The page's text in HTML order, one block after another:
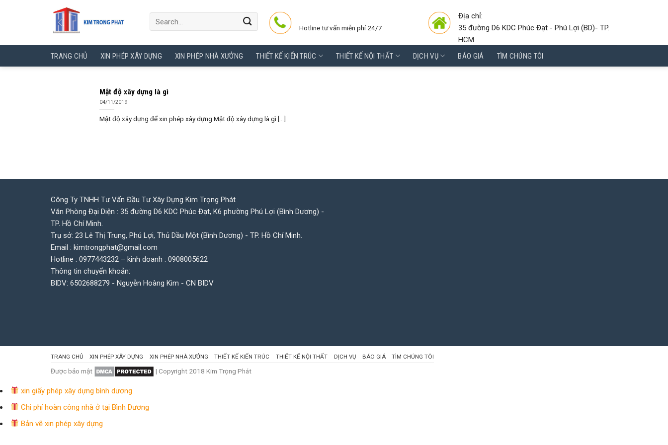
Hotline tư vấn miễn phí 24/7
Địa chỉ:
35 đường D6 KDC Phúc Đạt - Phú Lợi (BD)- TP.
HCM
TRANG CHỦ
XIN PHÉP XÂY DỰNG XIN PHÉP NHÀ XƯỞNG THIẾT KẾ KIẾN TRÚC THIẾT KẾ NỘI THẤT DỊCH VỤ BÁO GIÁ TÌM CHÚNG TÔI
Mật độ xây dựng là gì
04/11/2019
Mật độ xây dựng để xin phép xây dựng Mật độ xây dựng là gì [...]
Công Ty TNHH Tư Vấn Đầu Tư Xây Dựng Kim Trọng Phát
Văn Phòng Đại Diện : 35 đường D6 KDC Phúc Đạt, K6 phường Phú Lợi (Bình Dương) -
TP. Hồ Chí Minh.
Trụ sở: 23 Lê Thị Trung, Phú Lợi, Thủ Dầu Một (Bình Dương) - TP. Hồ Chí Minh.
Email : kimtrongphat@gmail.com
Hotline : 0977443232 – kinh doanh : 0908005622
Thông tin chuyển khoản:
BIDV: 6502688279 - Nguyễn Hoàng Kim - CN BIDV
TRANG CHỦ XIN PHÉP XÂY DỰNG XIN PHÉP NHÀ XƯỞNG THIẾT KẾ KIẾN TRÚC THIẾT KẾ NỘI THẤT DỊCH VỤ BÁO GIÁ TÌM CHÚNG TÔI
Được bảo mật | Copyright 2018 Kim Trọng Phát
xin giấy phép xây dựng bình dương
Chi phí hoàn công nhà ở tại Bình Dương
Bản vẽ xin phép xây dựng